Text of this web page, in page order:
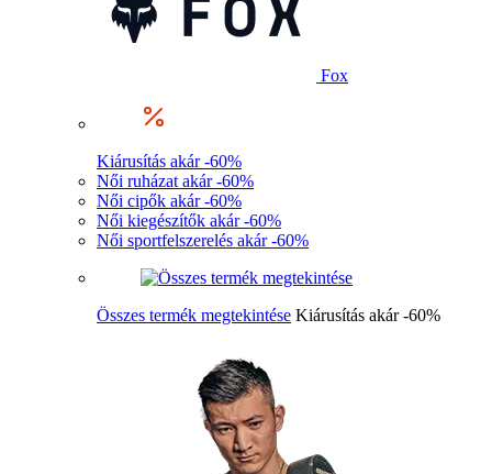
Fox
Kiárusítás akár -60%
Női ruházat akár -60%
Női cipők akár -60%
Női kiegészítők akár -60%
Női sportfelszerelés akár -60%
Összes termék megtekintése Kiárusítás akár -60%